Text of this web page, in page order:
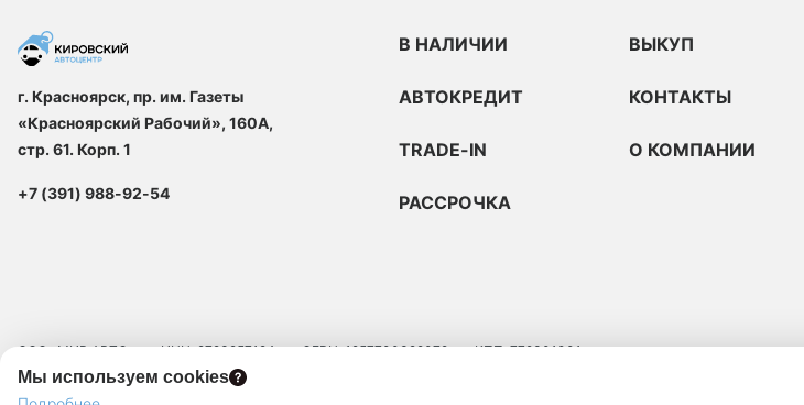
Мы используем cookies
г. Красноярск, пр. им. Газеты
«Красноярский Рабочий», 160А,
стр. 61. Корп. 1
+7 (391) 988-92-54
В НАЛИЧИИ
АВТОКРЕДИТ
TRADE-IN
РАССРОЧКА
ВЫКУП
КОНТАКТЫ
О КОМПАНИИ
ООО «МИР АВТО» ИНН: 9723257124 ОГРН: 1257700329072
КПП: 772301001
ЮРИДИЧЕСКИЙ АДРЕС: 109129, Г.МОСКВА, ВН.ТЕР.Г. МУНИЦИПАЛЬНЫЙ ОКРУГ ТЕКСТИЛЬЩИКИ, УЛ 8-Я